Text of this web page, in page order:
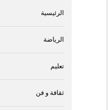
الرئيسية
الرياضة
تعليم
ثقافة و فن